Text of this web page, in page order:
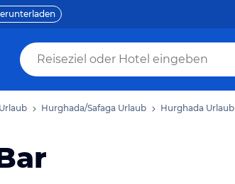
Hurghada/Safaga Urlaub Hurghada Urlaub